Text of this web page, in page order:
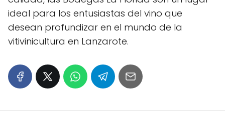
ideal para los entusiastas del vino que
desean profundizar en el mundo de la
vitivinicultura en Lanzarote.